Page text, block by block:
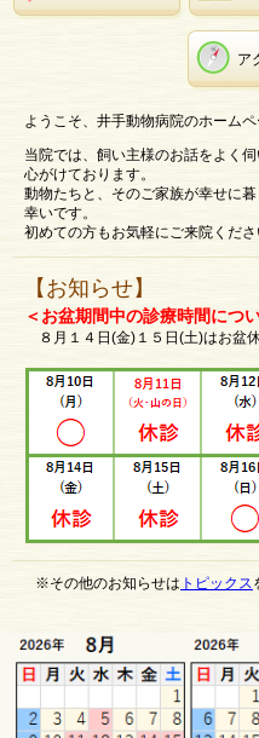
ア
ようこそ、井手動物病院のホーム
当院では、飼い主様のお話をよく
心がけております。
動物たちと、そのご家族が幸せに
幸いです。
初めての方もお気軽にご来院くださ
【お知らせ】
＜お盆期間中の診療時間につ
８月１４日(金)１５日(土)はお盆
※その他のお知らせは トピックス